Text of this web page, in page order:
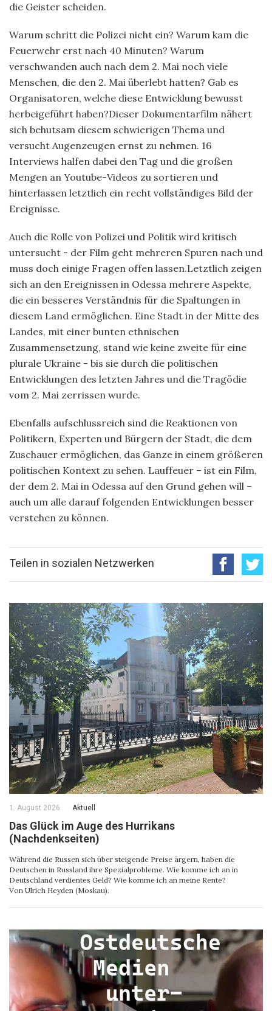
die Geister scheiden.
Warum schritt die Polizei nicht ein? Warum kam die
Feuerwehr erst nach 40 Minuten? Warum
verschwanden auch nach dem 2. Mai noch viele
Menschen, die den 2. Mai überlebt hatten? Gab es
Organisatoren, welche diese Entwicklung bewusst
herbeigeführt haben?Dieser Dokumentarfilm nähert
sich behutsam diesem schwierigen Thema und
versucht Augenzeugen ernst zu nehmen. 16
Interviews halfen dabei den Tag und die großen
Mengen an Youtube-Videos zu sortieren und
hinterlassen letztlich ein recht vollständiges Bild der
Ereignisse.
Auch die Rolle von Polizei und Politik wird kritisch
untersucht - der Film geht mehreren Spuren nach und
muss doch einige Fragen offen lassen.Letztlich zeigen
sich an den Ereignissen in Odessa mehrere Aspekte,
die ein besseres Verständnis für die Spaltungen in
diesem Land ermöglichen. Eine Stadt in der Mitte des
Landes, mit einer bunten ethnischen
Zusammensetzung, stand wie keine zweite für eine
plurale Ukraine - bis sie durch die politischen
Entwicklungen des letzten Jahres und die Tragödie
vom 2. Mai zerrissen wurde.
Ebenfalls aufschlussreich sind die Reaktionen von
Politikern, Experten und Bürgern der Stadt, die dem
Zuschauer ermöglichen, das Ganze in einem größeren
politischen Kontext zu sehen. Lauffeuer – ist ein Film,
der dem 2. Mai in Odessa auf den Grund gehen will –
auch um alle darauf folgenden Entwicklungen besser
verstehen zu können.
Teilen in sozialen Netzwerken
1. August 2026 Aktuell
Das Glück im Auge des Hurrikans
(Nachdenkseiten)
Während die Russen sich über steigende Preise ärgern, haben die
Deutschen in Russland ihre Spezialprobleme. Wie komme ich an in
Deutschland verdientes Geld? Wie komme ich an meine Rente?
Von Ulrich Heyden (Moskau).